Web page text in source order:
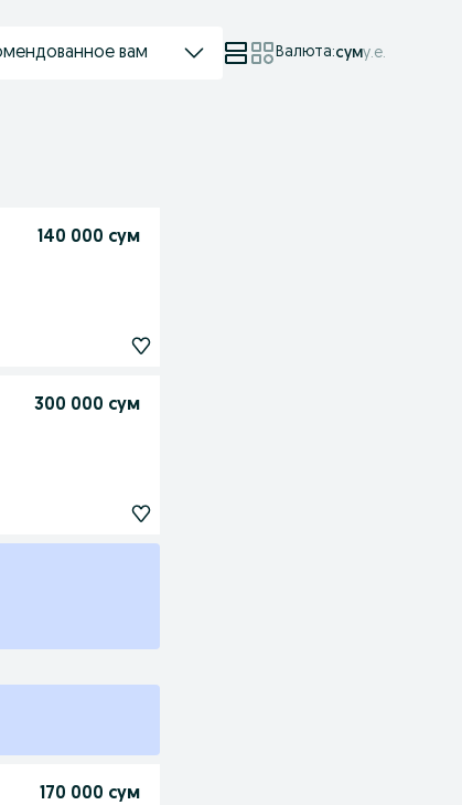
вам Валюта:суму.е.
140 000 сум
300 000 сум
170 000 сум